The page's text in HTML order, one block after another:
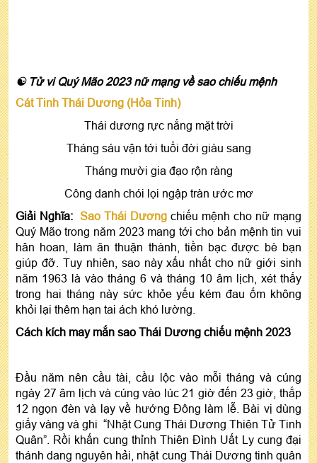
☯ Tử vi Quý Mão 2023 nữ mạng về sao chiếu mệnh
Cát Tinh Thái Dương (Hỏa Tinh)
Thái dương rực nắng mặt trời
Tháng sáu vận tới tuổi đời giàu sang
Tháng mười gia đạo rộn ràng
Công danh chói lọi ngập tràn ước mơ
Giải Nghĩa: Sao Thái Dương chiếu mệnh cho nữ mạng
Quý Mão trong năm 2023 mang tới cho bản mệnh tin vui
hân hoan, làm ăn thuận thành, tiền bạc được bè bạn
giúp đỡ. Tuy nhiên, sao này xấu nhất cho nữ giới sinh
năm 1963 là vào tháng 6 và tháng 10 âm lịch, xét thấy
trong hai tháng này sức khỏe yếu kém đau ốm không
khỏi lại thêm hạn tai ách khó lường.
Cách kích may mắn sao Thái Dương chiếu mệnh 2023
Đầu năm nên cầu tài, cầu lộc vào mỗi tháng và cúng
ngày 27 âm lịch và cúng vào lúc 21 giờ đến 23 giờ, thắp
12 ngọn đèn và lạy về hướng Đông làm lễ. Bài vị dùng
giấy vàng và ghi “Nhật Cung Thái Dương Thiên Tử Tinh
Quân”. Rồi khấn cung thỉnh Thiên Đình Uất Ly cung đại
thánh dang nguyên hải, nhật cung Thái Dương tinh quân